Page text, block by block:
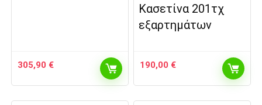
305,90 €
Κασετίνα 201τχ
εξαρτημάτων
190,00 €